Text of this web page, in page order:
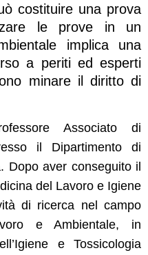
costituire una prova
le prove in un
implica una
a periti ed esperti
minare il diritto di
Associato di
il Dipartimento di
Dopo aver conseguito il
del Lavoro e Igiene
di ricerca nel campo
e Ambientale, in
e Tossicologia